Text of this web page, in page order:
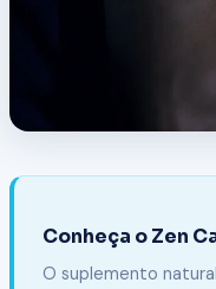
Conheça o Zen
O suplemento